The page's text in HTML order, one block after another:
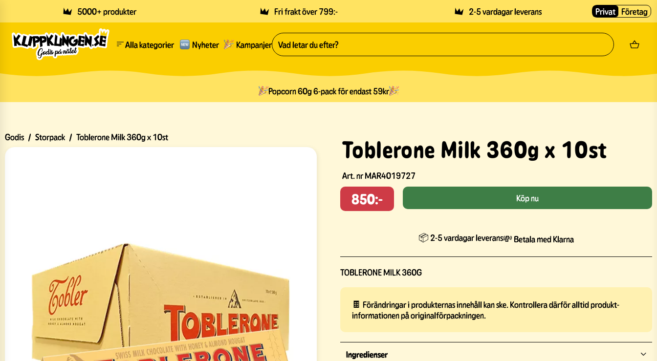
5000+ produkter Fri frakt över 799:- 2-5 vardagar leverans Privat Företag
Alla kategorier Nyheter Kampanjer
Popcorn 60g 6-pack för endast 59kr
Godis / Storpack / Toblerone Milk 360g x 10st Toblerone Milk 360g x 10st
Art. nrMAR4019727
850:- Köp nu
📦 2-5 vardagar leverans💸 Betala med Klarna
TOBLERONE MILK 360G
🍫 Förändringar i produkternas innehåll kan ske. Kontrollera därför alltid produkt-
informationen på originalförpackningen.
Ingredienser